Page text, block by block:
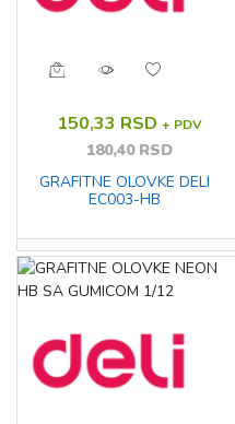
150,33 RSD + PDV
180,40 RSD
GRAFITNE OLOVKE DELI
EC003-HB